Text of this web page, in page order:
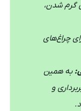
گرم شدن،
چراغ‌های
به همین
و